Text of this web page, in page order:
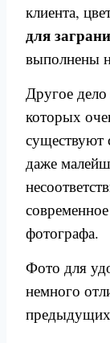
клиента,
для
выполнены
Другое
которых
существуют
даже
фотографа.
Фото для
немного
предыдущих